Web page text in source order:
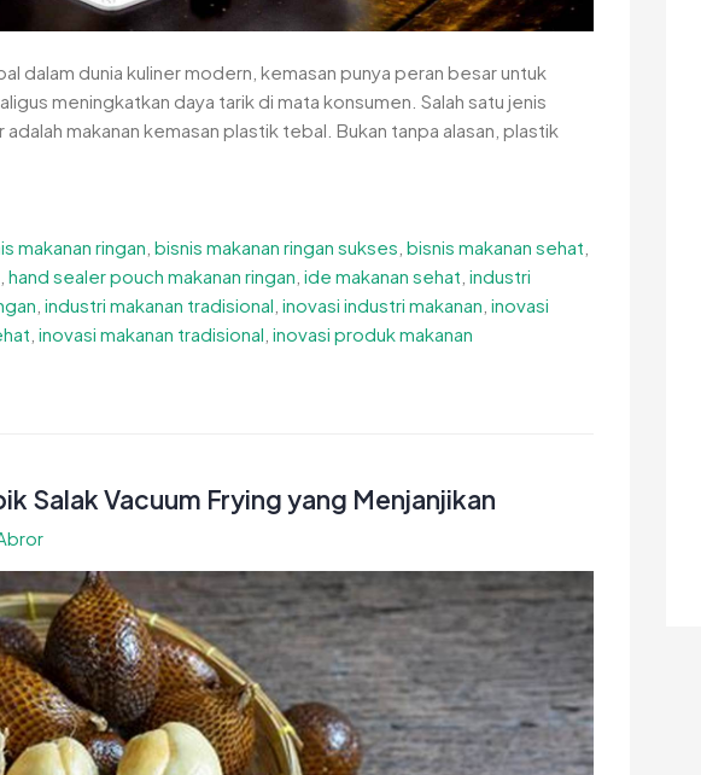
dalam dunia kuliner modern, kemasan punya peran besar untuk
meningkatkan daya tarik di mata konsumen. Salah satu jenis
makanan kemasan plastik tebal. Bukan tanpa alasan, plastik
makanan ringan bisnis makanan ringan sukses bisnis makanan sehat
hand sealer pouch makanan ringan ide makanan sehat industri
industri makanan tradisional inovasi industri makanan inovasi
inovasi makanan tradisional inovasi produk makanan
Salak Vacuum Frying yang Menjanjikan